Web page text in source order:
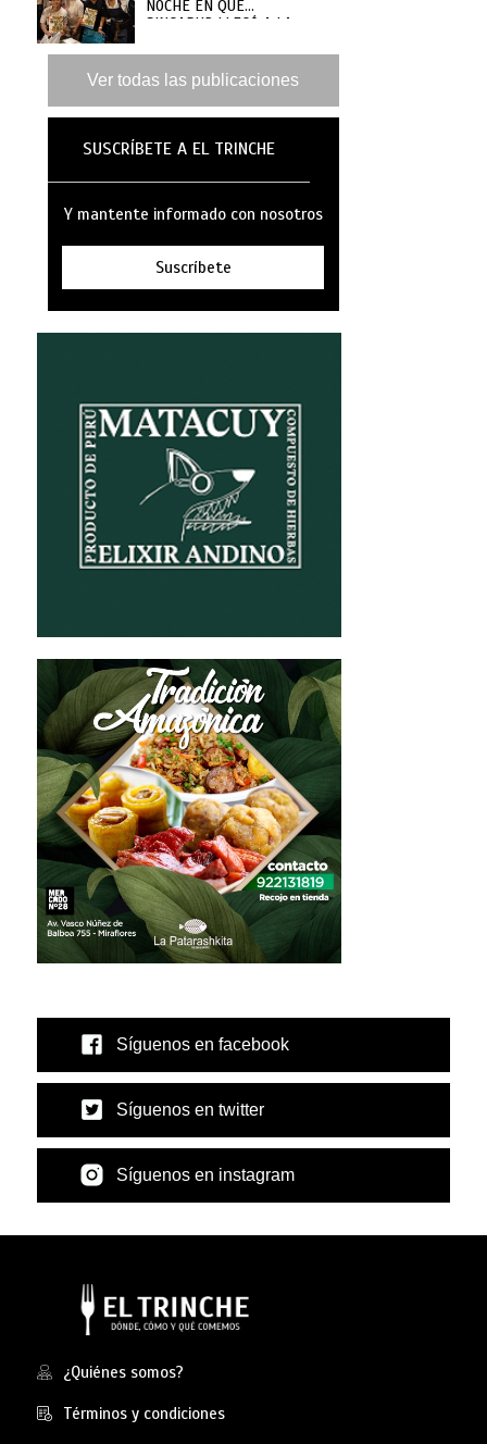
NOCHE EN QUE
SINGAPUR LLEGÓ A LA
Ver todas las publicaciones
SUSCRÍBETE A EL TRINCHE
Y mantente informado con nosotros
Suscríbete
Síguenos en facebook
Síguenos en twitter
Síguenos en instagram
¿Quiénes somos?
Términos y condiciones